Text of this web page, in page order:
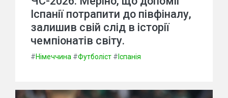
Іспанії потрапити до півфіналу,
залишив свій слід в історії
чемпіонатів світу.
#Німеччина #Футболіст # Іспанія